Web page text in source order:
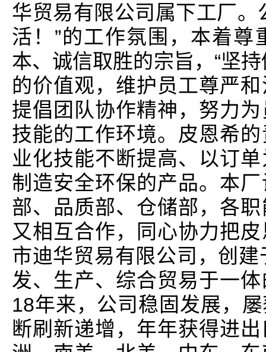
华贸易有限公司属下工厂。
活！”的工作氛围，本着
本、诚信取胜的宗旨，“坚
的价值观，维护员工尊严
提倡团队协作精神，努力
技能的工作环境。皮恩希
业化技能不断提高、以订
制造安全环保的产品。本
部、品质部、仓储部，各
又相互合作，同心协力把
市迪华贸易有限公司，创
发、生产、综合贸易于一
18年来，公司稳固发展，
断刷新递增，年年获得进